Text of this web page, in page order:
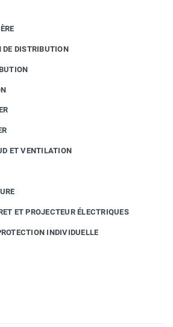
DE DISTRIBUTION
ET VENTILATION
ET PROJECTEUR ÉLECTRIQUES
INDIVIDUELLE